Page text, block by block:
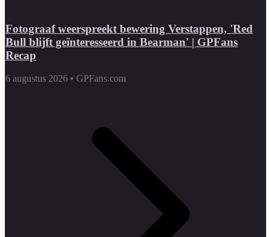
Fotograaf weerspreekt bewering Verstappen, 'Red
Bull blijft geïnteresseerd in Bearman' | GPFans
Recap
6 augustus 2026 • GPFans.com